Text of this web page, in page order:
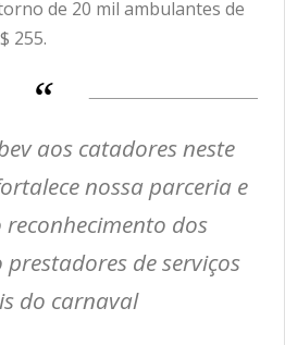
de 20 mil ambulantes de
255.
aos catadores neste
nossa parceria e
dos
de serviços
do carnaval